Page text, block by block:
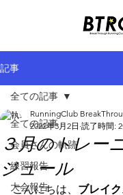
記事
全ての記事
会員さんの軌跡
練習報告
大会報告
全ての記事
３月のトレー
ジュール
RunningClub
2022年3月2日 読了時間:
こんにちは、 ブレイ